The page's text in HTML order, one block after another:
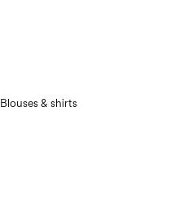
Blouses & shirts